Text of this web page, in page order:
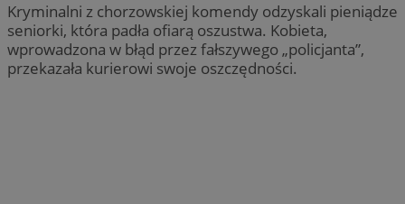
Kryminalni z chorzowskiej komendy odzyskali pieniądze
seniorki, która padła ofiarą oszustwa. Kobieta,
wprowadzona w błąd przez fałszywego „policjanta”,
przekazała kurierowi swoje oszczędności.